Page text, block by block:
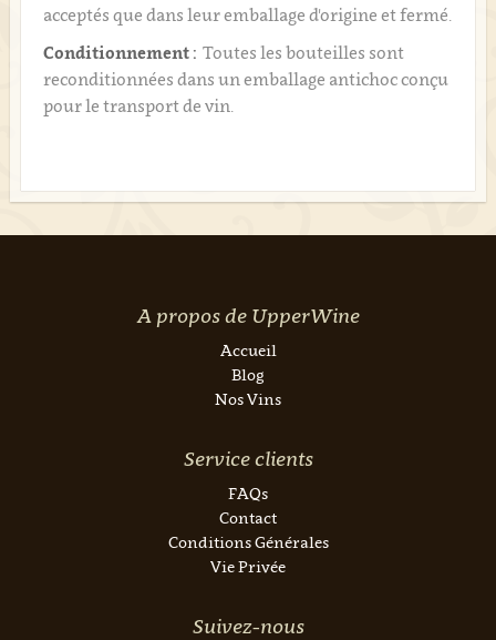
acceptés que dans leur emballage d'origine et fermé.
Conditionnement : Toutes les bouteilles sont
reconditionnées dans un emballage antichoc conçu
pour le transport de vin.
A propos de UpperWine
Accueil
Blog
Nos Vins
Service clients
FAQs
Contact
Conditions Générales
Vie Privée
Suivez-nous